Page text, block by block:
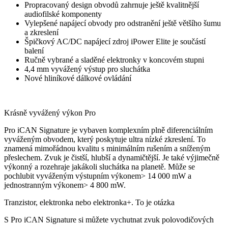
Propracovaný design obvodů zahrnuje ještě kvalitnější
audiofilské komponenty
Vylepšené napájecí obvody pro odstranění ještě většího šumu
a zkreslení
Špičkový AC/DC napájecí zdroj iPower Elite je součástí
balení
Ručně vybrané a sladěné elektronky v koncovém stupni
4,4 mm vyvážený výstup pro sluchátka
Nové hliníkové dálkové ovládání
Krásně vyvážený výkon Pro
Pro iCAN Signature je vybaven komplexním plně diferenciálním
vyváženým obvodem, který poskytuje ultra nízké zkreslení. To
znamená mimořádnou kvalitu s minimálním rušením a sníženým
přeslechem. Zvuk je čistší, hlubší a dynamičtější. Je také výjimečně
výkonný a rozehraje jakákoli sluchátka na planetě. Může se
pochlubit vyváženým výstupním výkonem> 14 000 mW a
jednostranným výkonem> 4 800 mW.
Tranzistor, elektronka nebo elektronka+. To je otázka
S Pro iCAN Signature si můžete vychutnat zvuk polovodičových